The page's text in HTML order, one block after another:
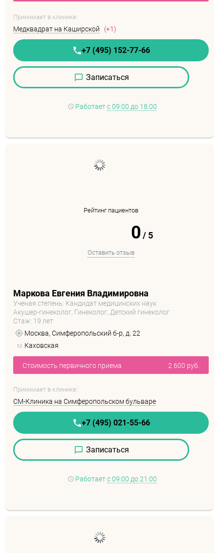
Принимает в клинике:
Медквадрат на Каширской (+1)
+7 (495) 152-77-66
Записаться
Работает с 09:00 до 18:00
Рейтинг пациентов
0 /5
Оставить отзыв
Маркова Евгения Владимировна
Ученая степень: Кандидат медицинских наук
Акушер-гинеколог, Гинеколог, Детский гинеколог
Стаж: 19 лет
Москва, Симферопольский б-р, д. 22
м. Каховская
Стоимость первичного приема 2 600 руб.
Принимает в клинике:
СМ-Клиника на Симферопольском бульваре
+7 (495) 021-55-66
Записаться
Работает с 09:00 до 21:00